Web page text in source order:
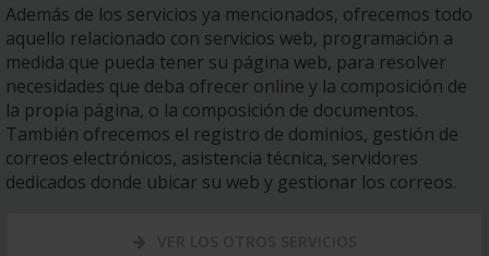
Además de los servicios ya mencionados, ofrecemos todo
aquello relacionado con servicios web, programación a
medida que pueda tener su página web, para resolver
necesidades que deba ofrecer online y la composición de
la propia página, o la composición de documentos.
También ofrecemos el registro de dominios, gestión de
correos electrónicos, asistencia técnica, servidores
dedicados donde ubicar su web y gestionar los correos.